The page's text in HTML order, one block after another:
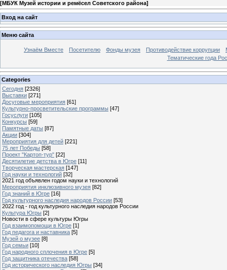
[МБУК Музей истории и ремёсел Советского района]
Вход на сайт
Меню сайта
Узнаём Вместе Посетителю Фонды музея Противодействие коррупции
Тематические года
Categories
Сегодня [2326]
Выставки [271]
Досуговые мероприятия [61]
Культурно-просветительские программы [47]
Госуслуги [105]
Конкурсы [59]
Памятные даты [87]
Акции [304]
Мероприятия для детей [221]
75 лет Победы [58]
Проект "Картоп-тур" [22]
Десятилетие детства в Югре [11]
Творческая мастерская [147]
Год науки и технологий [32]
2021 год объявлен годом науки и технологий
Мероприятия инклюзивного музея [82]
Год знаний в Югре [16]
Год культурного наследия народов России [53]
2022 год - год культурного наследия народов России
Культура Югры [2]
Новости в сфере культуры Югры
Год взаимопомощи в Югре [1]
Год педагога и наставника [5]
Музей о музее [8]
Год семьи [10]
Год народного сплочения в Югре [5]
Год защитника отечества [58]
Год исторического наследия Югры [34]